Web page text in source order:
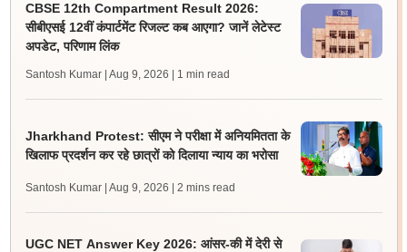
CBSE 12th Compartment Result 2026:
सीबीएसई 12वीं कंपार्टमेंट रिजल्ट कब आएगा? जानें लेटेस्ट
अपडेट, परिणाम लिंक
Santosh Kumar | Aug 9, 2026 | 1 min read
Jharkhand Protest: सीएम ने परीक्षा में अनियमितता के
खिलाफ प्रदर्शन कर रहे छात्रों को दिलाया न्याय का भरोसा
Santosh Kumar | Aug 9, 2026 | 2 mins read
UGC NET Answer Key 2026: आंसर-की में देरी से